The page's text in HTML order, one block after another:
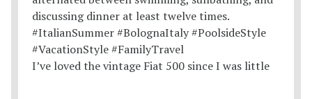
I’ve loved the vintage Fiat 500 since I was little